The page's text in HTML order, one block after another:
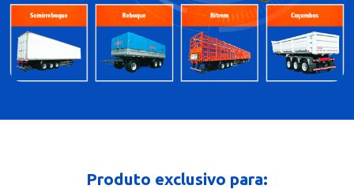
Produto exclusivo para: